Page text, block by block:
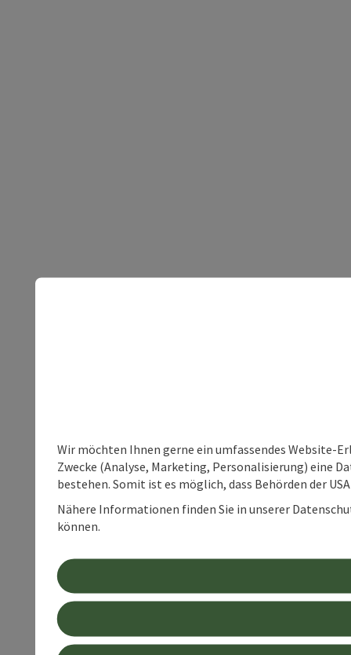
Wir möchten Ihnen gerne ein umfassendes Website-
Zwecke (Analyse, Marketing, Personalisierung) eine
bestehen. Somit ist es möglich, dass Behörden der
Nähere Informationen finden Sie in unserer
können.